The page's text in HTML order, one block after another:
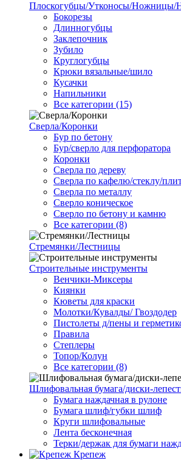
Плоскогубцы/Утконосы/Ножницы/
Бокорезы
Длинногубцы
Заклепочник
Зубило
Круглогубцы
Крюки вязальные/шило
Кусачки
Напильники
Все категории (15)
Сверла/Коронки
Бур по бетону
Бур/сверло для перфоратора
Коронки
Сверла по дереву
Сверла по кафелю/стеклу/
Сверла по металлу
Сверло коническое
Сверло по бетону и камню
Все категории (8)
Стремянки/Лестницы
Строительные инструменты
Венчики-Миксеры
Киянки
Кюветы для краски
Молотки/Кувалды/ Гвоздодер
Пистолеты д/пены и
Правила
Степлеры
Топор/Колун
Все категории (8)
Шлифовальная бумага/диски-
Бумага наждачная в рулоне
Бумага шлиф/губки шлиф
Круги шлифовальные
Лента бесконечная
Терки/держак для бумаги
Крепеж